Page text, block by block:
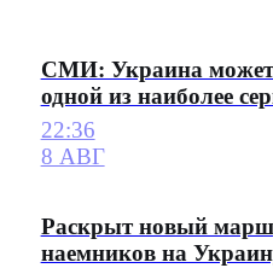
СМИ: Украина может
одной из наиболее
22:36
8 АВГ
Раскрыт новый
наемников на